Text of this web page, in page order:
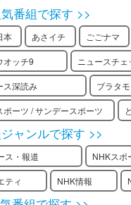
番組で探す >>
本 あさイチ ごごナマ
オッチ9 ニュースチェ
ス深読み ブラタモ
ポーツ / サンデースポーツ
ャンルで探す >>
ス・報道 NHKスポ
ティ NHK情報